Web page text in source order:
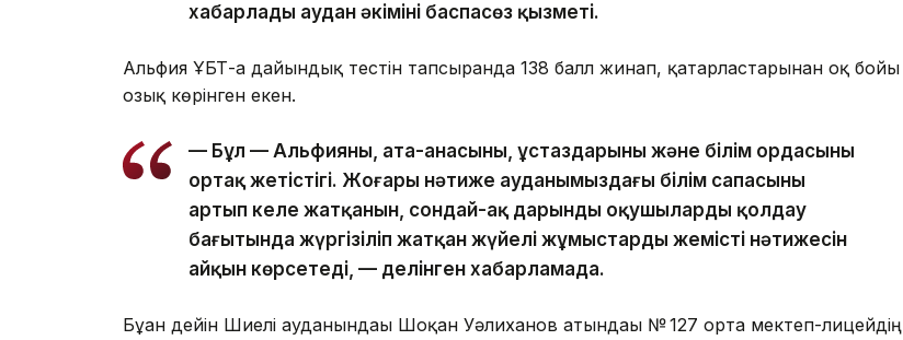
хабарлады аудан әкімінің баспасөз қызметі.
Альфия ҰБТ-ға дайындық тестін тапсырғанда 138 балл жинап, қатарластарынан оқ бойы
озық көрінген екен.
— Бұл — Альфияның, ата-анасының, ұстаздарының және білім ордасының
ортақ жетістігі. Жоғары нәтиже ауданымыздағы білім сапасының
артып келе жатқанын, сондай-ақ дарынды оқушыларды қолдау
бағытында жүргізіліп жатқан жүйелі жұмыстардың жемісті нәтижесін
айқын көрсетеді, — делінген хабарламада.
Бұған дейін Шиелі ауданындағы Шоқан Уәлиханов атындағы № 127 орта мектеп-лицейдің